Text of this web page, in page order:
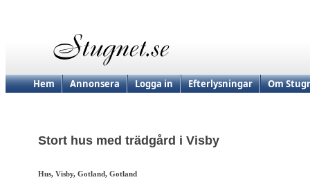
Hem Annonsera Logga in Efterlysningar Om
Stort hus med trädgård i Visby
Hus, Visby, Gotland, Gotland